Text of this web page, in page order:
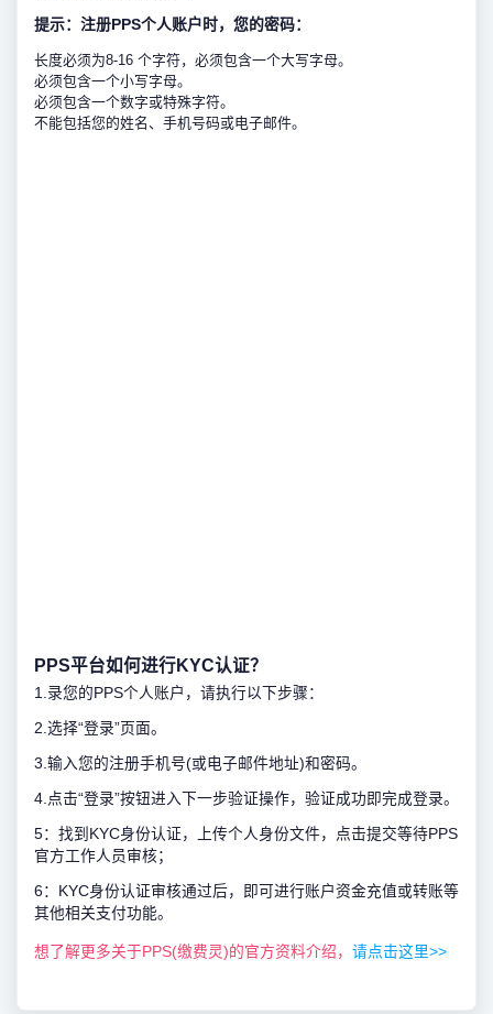
提示：注册PPS个人账户时，您的密码：
长度必须为8-16 个字符，必须包含一个大写字母。
必须包含一个小写字母。
必须包含一个数字或特殊字符。
不能包括您的姓名、手机号码或电子邮件。
PPS平台如何进行KYC认证？
1.录您的PPS个人账户，请执行以下步骤：
2.选择“登录”页面。
3.输入您的注册手机号(或电子邮件地址)和密码。
4.点击“登录”按钮进入下一步验证操作，验证成功即完成登录。
5：找到KYC身份认证，上传个人身份文件，点击提交等待PPS
官方工作人员审核；
6：KYC身份认证审核通过后，即可进行账户资金充值或转账等
其他相关支付功能。
想了解更多关于PPS(缴费灵)的官方资料介绍， 请点击这里>>